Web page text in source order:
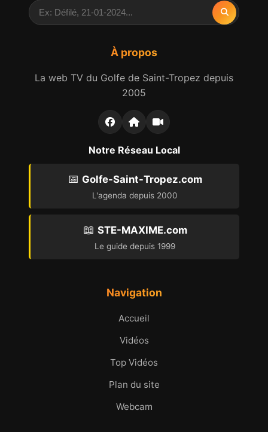
À propos
La web TV du Golfe de Saint-Tropez depuis
2005
Notre Réseau Local
📅 Golfe-Saint-Tropez.com
L'agenda depuis 2000
📖 STE-MAXIME.com
Le guide depuis 1999
Navigation
Accueil
Vidéos
Top Vidéos
Plan du site
Webcam